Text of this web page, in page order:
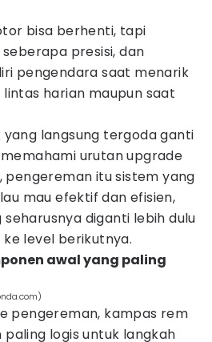
bisa berhenti, tapi
presisi, dan
pengendara saat menarik
harian maupun saat
yang langsung tergoda ganti
urutan upgrade
pengereman itu sistem yang
mau efektif dan efisien,
diganti lebih dulu
level berikutnya.
awal yang paling
pengereman, kampas rem
logis untuk langkah